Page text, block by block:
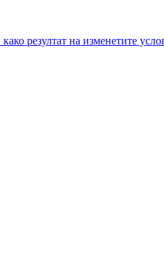
резултат на изменетите